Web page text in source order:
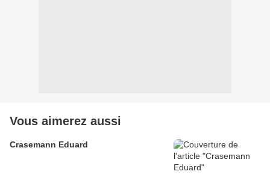
Vous aimerez aussi
Crasemann Eduard